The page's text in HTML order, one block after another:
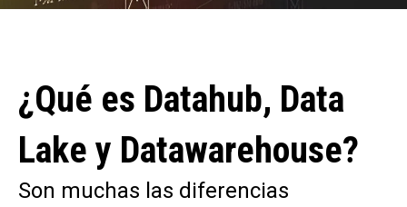
¿Qué es Datahub, Data
Lake y Datawarehouse?
Son muchas las diferencias